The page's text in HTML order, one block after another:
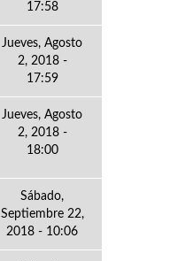
17:58
Jueves, Agosto
2, 2018 -
17:59
Jueves, Agosto
2, 2018 -
18:00
Sábado,
Septiembre 22,
2018 - 10:06